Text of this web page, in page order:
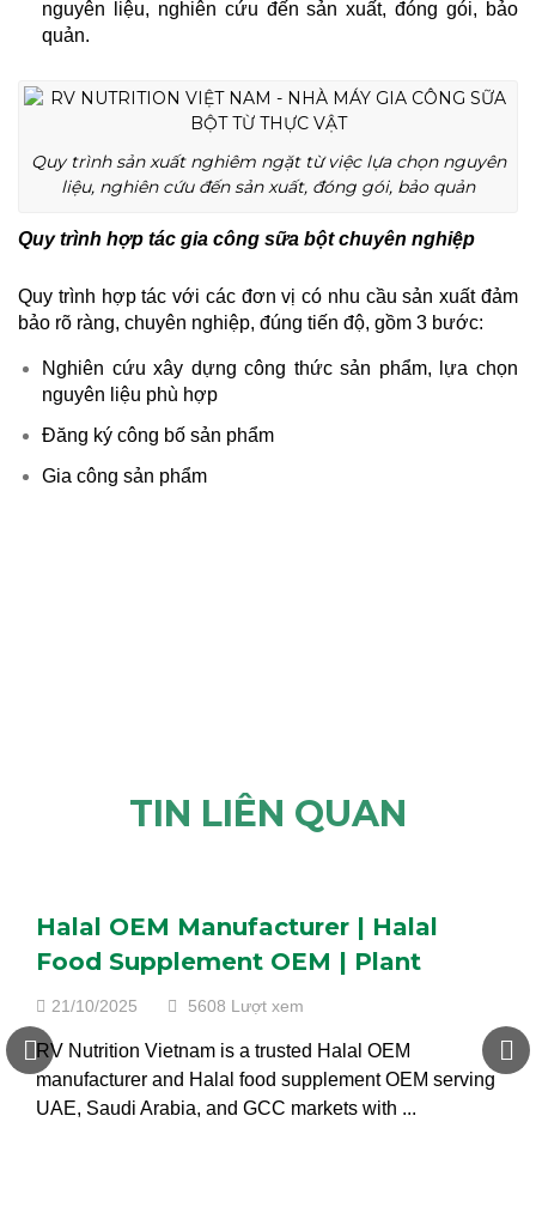
nguyên liệu, nghiên cứu đến sản xuất, đóng gói, bảo
quản.
Quy trình sản xuất nghiêm ngặt từ việc lựa chọn nguyên
liệu, nghiên cứu đến sản xuất, đóng gói, bảo quản
Quy trình hợp tác gia công sữa bột chuyên nghiệp
Quy trình hợp tác với các đơn vị có nhu cầu sản xuất đảm
bảo rõ ràng, chuyên nghiệp, đúng tiến độ, gồm 3 bước:
Nghiên cứu xây dựng công thức sản phẩm, lựa chọn
nguyên liệu phù hợp
Đăng ký công bố sản phẩm
Gia công sản phẩm
TIN LIÊN QUAN
Halal OEM Manufacturer | Halal
Food Supplement OEM | Plant
Protein & Nut Milk for GCC
21/10/2025 5608 Lượt xem
RV Nutrition Vietnam is a trusted Halal OEM
manufacturer and Halal food supplement OEM serving
UAE, Saudi Arabia, and GCC markets with ...